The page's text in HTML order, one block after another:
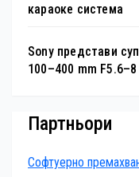
караоке система
Sony представи
100–400 mm F5.6–8
Партньори
Софтуерно